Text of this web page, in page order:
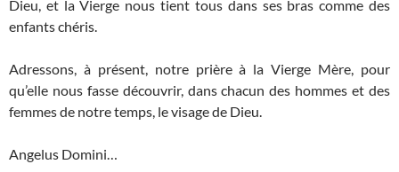
Dieu, et la Vierge nous tient tous dans ses bras comme des
enfants chéris.
Adressons, à présent, notre prière à la Vierge Mère, pour
qu’elle nous fasse découvrir, dans chacun des hommes et des
femmes de notre temps, le visage de Dieu.
Angelus Domini…